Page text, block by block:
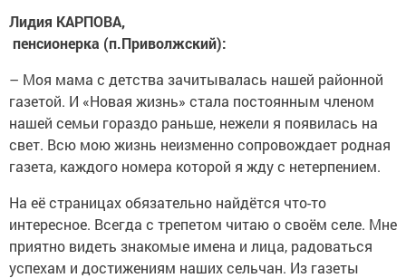
Лидия КАРПОВА,
пенсионерка (п.Приволжский):
– Моя мама с детства зачитывалась нашей районной
газетой. И «Новая жизнь» стала постоянным членом
нашей семьи гораздо раньше, нежели я появилась на
свет. Всю мою жизнь неизменно сопровождает родная
газета, каждого номера которой я жду с нетерпением.
На её страницах обязательно найдётся что-то
интересное. Всегда с трепетом читаю о своём селе. Мне
приятно видеть знакомые имена и лица, радоваться
успехам и достижениям наших сельчан. Из газеты